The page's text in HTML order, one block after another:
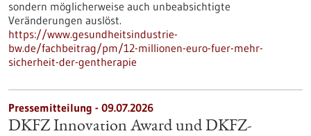
sondern möglicherweise auch unbeabsichtigte
Veränderungen auslöst.
https://www.gesundheitsindustrie-
bw.de/fachbeitrag/pm/12-millionen-euro-fuer-mehr-
sicherheit-der-gentherapie
Pressemitteilung - 09.07.2026
DKFZ Innovation Award und DKFZ-